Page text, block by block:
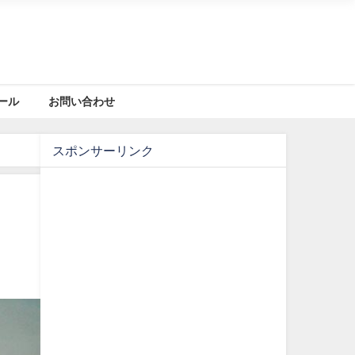
ル お問い合わせ
スポンサーリンク